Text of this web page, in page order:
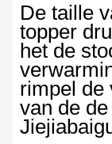
De taille
topper
het de
rimpel de
van de